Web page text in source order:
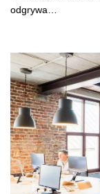
odgrywa…